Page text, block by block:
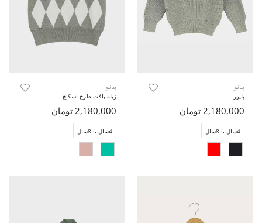
پیانو
پلیور
2,180,000 تومان
4سال تا 8سال
پیانو
ژیله بافت طرح اسکاچ
2,180,000 تومان
4سال تا 8سال